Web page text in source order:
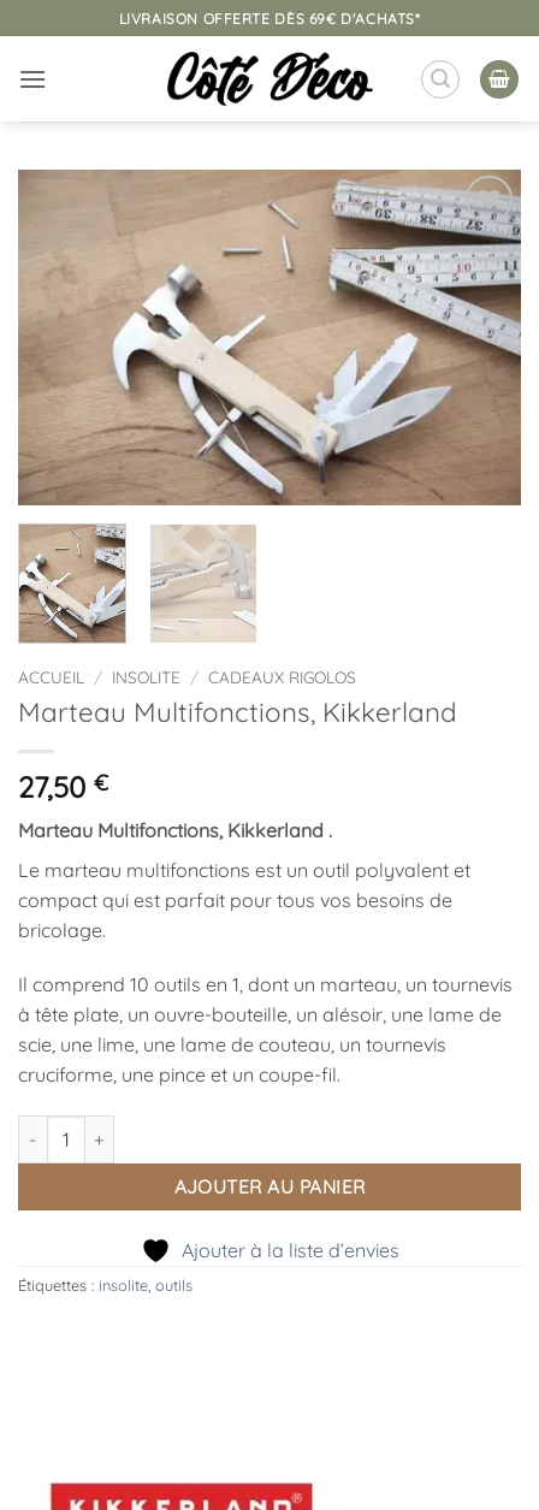
au
contenu
LIVRAISON OFFERTE DÈS 69€ D'ACHATS*
Ajouter
à la
liste
d’envies
ACCUEIL / INSOLITE / CADEAUX RIGOLOS
Marteau Multifonctions, Kikkerland
27,50 €
Marteau Multifonctions, Kikkerland .
Le marteau multifonctions est un outil polyvalent et
compact qui est parfait pour tous vos besoins de
bricolage.
Il comprend 10 outils en 1, dont un marteau, un tournevis
à tête plate, un ouvre-bouteille, un alésoir, une lame de
scie, une lime, une lame de couteau, un tournevis
cruciforme, une pince et un coupe-fil.
quantité de Marteau Multifonctions, Kikkerland
AJOUTER AU PANIER
Ajouter à la liste d’envies
Étiquettes : insolite outils